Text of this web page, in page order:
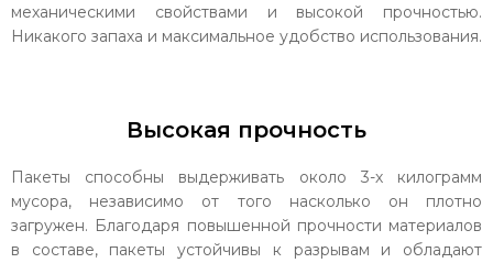
механическими свойствами и высокой прочностью.
Никакого запаха и максимальное удобство использования.
Высокая прочность
Пакеты способны выдерживать около 3-х килограмм
мусора, независимо от того насколько он плотно
загружен. Благодаря повышенной прочности материалов
в составе, пакеты устойчивы к разрывам и обладают